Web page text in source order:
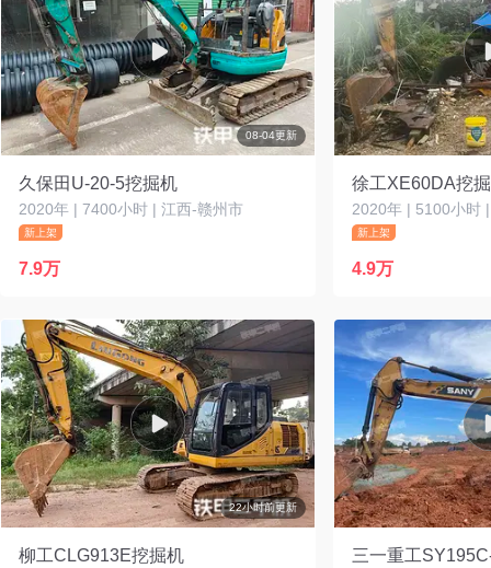
08-04更新
久保田U-20-5挖掘机
2020年 | 7400小时 | 江西-赣州市
新上架
7.9万
徐工XE60DA挖
2020年 | 5100小时
新上架
4.9万
22小时前更新
柳工CLG913E挖掘机 三一重工